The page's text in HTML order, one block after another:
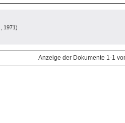
, 1971)
Anzeige der Dokumente 1-1